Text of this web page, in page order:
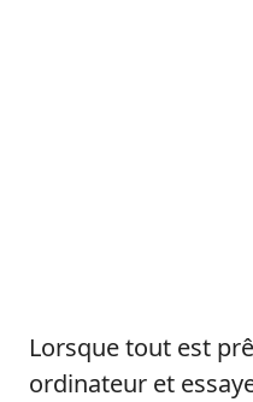
Lorsque tout est
ordinateur et